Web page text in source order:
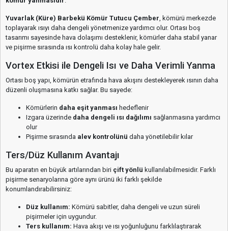
Yuvarlak (Küre) Barbekü Kömür Tutucu Çember , kömürü merkezde
toplayarak ısıyı daha dengeli yönetmenize yardımcı olur. Ortası boş
tasarımı sayesinde hava dolaşımı desteklenir, kömürler daha stabil yanar
ve pişirme sırasında ısı kontrolü daha kolay hale gelir.
Vortex Etkisi ile Dengeli Isı ve Daha Verimli Yanma
Ortası boş yapı, kömürün etrafında hava akışını destekleyerek ısının daha
düzenli oluşmasına katkı sağlar. Bu sayede:
Kömürlerin daha eşit yanması hedeflenir
Izgara üzerinde daha dengeli ısı dağılımı sağlanmasına yardımcı
olur
Pişirme sırasında alev kontrolünü daha yönetilebilir kılar
Ters/Düz Kullanım Avantajı
Bu aparatın en büyük artılarından biri çift yönlü kullanılabilmesidir. Farklı
pişirme senaryolarına göre aynı ürünü iki farklı şekilde
konumlandırabilirsiniz:
Düz kullanım: Kömürü sabitler, daha dengeli ve uzun süreli
pişirmeler için uygundur.
Ters kullanım: Hava akışı ve ısı yoğunluğunu farklılaştırarak